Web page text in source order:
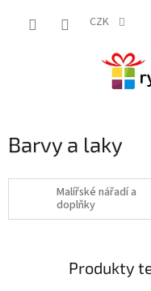
CZK
Barvy a laky
Malířské nářadí a
doplňky
Produkty